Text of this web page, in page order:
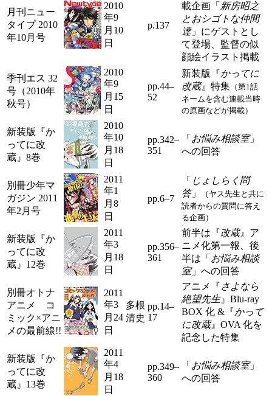
月刊ニュー
タイプ 2010
年10月号
2010
年9
月10
日
p.137
載企画「 新房昭之
とおシゴトな仲間
達」にゲストとし
て登場、監督の似
顔絵イラスト掲載
季刊エス 32
号（2010年
秋号）
2010
年9
月15
日
pp.44–
52
新装版『かってに
改蔵』特集 （第1話
ネームを含む連載当時
の原画などが掲載）
新装版『か
ってに改
蔵』8巻
2010
年10
月18
日
pp.342–
351
「 お悩み相談室」
への回答
別冊少年マ
ガジン 2011
年2月号
2011
年1
月8
日
pp.6–7
「 じょしらく問
答」
（ヤス先生と共に
読者からの質問に答え
る企画）
新装版『か
ってに改
蔵』12巻
2011
年3
月18
日
pp.356–
361
前半は『改蔵』ア
ニメ化第一報、後
半は「 お悩み相談
室」への回答
別冊オトナ
アニメ コ
ミック×アニ
メの最前線!!
2011
年3
月24
日
多根
清史
pp.14–
17
アニメ『さよなら
絶望先生』Blu-ray
BOX 化 &『かって
に改蔵』OVA 化を
記念した特集
新装版『か
ってに改
蔵』13巻
2011
年4
月18
日
pp.349–
360
「 お悩み相談室」
への回答